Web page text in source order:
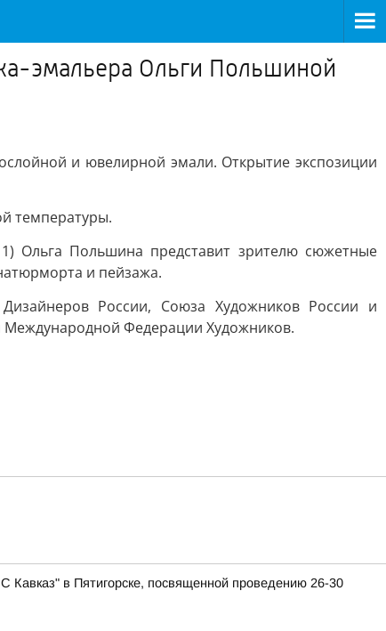
эмальера Ольги Польшиной
и ювелирной эмали. Открытие экспозиции
температуры.
Ольга Польшина представит зрителю сюжетные
и пейзажа.
России, Союза Художников России и
Федерации Художников.
в Пятигорске, посвященной проведению 26-30